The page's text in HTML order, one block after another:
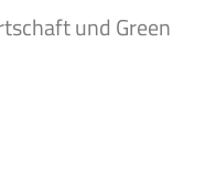
und Green